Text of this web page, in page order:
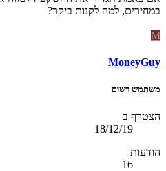
במחירים, למה לקנות ביקר?
M
MoneyGuy
משתמש רשום
הצטרף ב
18/12/19
הודעות
16